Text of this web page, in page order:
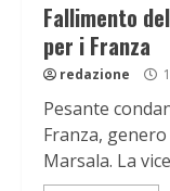
Fallimento
per i Franza
redazione
Pesante
Franza,
Marsala. La